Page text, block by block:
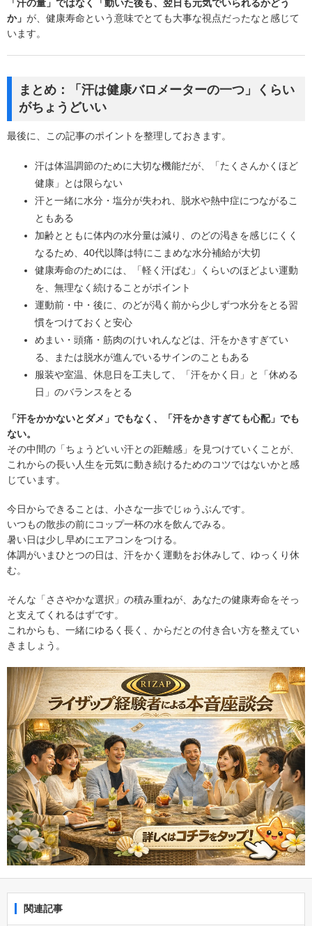
「汗の量」ではなく「動いた後も、翌日も元気でいられるかどう
か」 が、健康寿命という意味でとても大事な視点だったなと感じて
います。
まとめ：「汗は健康バロメーターの一つ」くらい
がちょうどいい
最後に、この記事のポイントを整理しておきます。
汗は体温調節のために大切な機能だが、「たくさんかくほど
健康」とは限らない
汗と一緒に水分・塩分が失われ、脱水や熱中症につながるこ
ともある
加齢とともに体内の水分量は減り、のどの渇きを感じにくく
なるため、40代以降は特にこまめな水分補給が大切
健康寿命のためには、「軽く汗ばむ」くらいのほどよい運動
を、無理なく続けることがポイント
運動前・中・後に、のどが渇く前から少しずつ水分をとる習
慣をつけておくと安心
めまい・頭痛・筋肉のけいれんなどは、汗をかきすぎてい
る、または脱水が進んでいるサインのこともある
服装や室温、休息日を工夫して、「汗をかく日」と「休める
日」のバランスをとる
「汗をかかないとダメ」でもなく、「汗をかきすぎても心配」でも
ない。
その中間の「ちょうどいい汗との距離感」を見つけていくことが、
これからの長い人生を元気に動き続けるためのコツではないかと感
じています。
今日からできることは、小さな一歩でじゅうぶんです。
いつもの散歩の前にコップ一杯の水を飲んでみる。
暑い日は少し早めにエアコンをつける。
体調がいまひとつの日は、汗をかく運動をお休みして、ゆっくり休
む。
そんな「ささやかな選択」の積み重ねが、あなたの健康寿命をそっ
と支えてくれるはずです。
これからも、一緒にゆるく長く、からだとの付き合い方を整えてい
きましょう。
関連記事